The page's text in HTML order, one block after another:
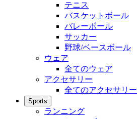
テニス
バスケットボール
バレーボール
サッカー
野球/ベースボール
ウェア
全てのウェア
アクセサリー
全てのアクセサリー
Sports
ランニング